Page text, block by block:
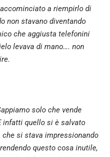
a riempirlo di
non stavano diventando
che aggiusta telefonini
levava di mano…. non
solo che vende
infatti quello si è salvato
si stava impressionando
questo cosa inutile,